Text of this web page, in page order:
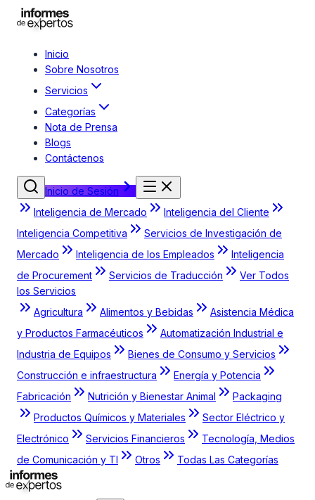
Inicio
Sobre Nosotros
Servicios
Categorías
Nota de Prensa
Blogs
Contáctenos
Inicio de Sesión
Inteligencia de Mercado
Inteligencia del Cliente
Inteligencia Competitiva
Servicios de Investigación de
Mercado
Inteligencia de los Empleados
Inteligencia
de Procurement
Servicios de Traducción
Ver Todos
los Servicios
Agricultura
Alimentos y Bebidas
Asistencia Médica
y Productos Farmacéuticos
Automatización Industrial e
Industria de Equipos
Bienes de Consumo y Servicios
Construcción e infraestructura
Energía y Potencia
Fabricación
Nutrición y Bienestar Animal
Packaging
Productos Químicos y Materiales
Sector Eléctrico y
Electrónico
Servicios Financieros
Tecnología, Medios
de Comunicación y TI
Otros Todas Las Categorías